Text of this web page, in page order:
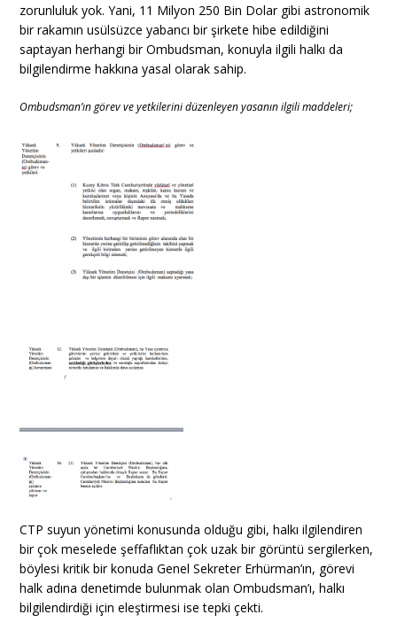
zorunluluk yok. Yani, 11 Milyon 250 Bin Dolar gibi astronomik
bir rakamın usülsüzce yabancı bir şirkete hibe edildiğini
saptayan herhangi bir Ombudsman, konuyla ilgili halkı da
bilgilendirme hakkına yasal olarak sahip.
Ombudsman’ın görev ve yetkilerini düzenleyen yasanın ilgili maddeleri;
CTP suyun yönetimi konusunda olduğu gibi, halkı ilgilendiren
bir çok meselede şeffaflıktan çok uzak bir görüntü sergilerken,
böylesi kritik bir konuda Genel Sekreter Erhürman’ın, görevi
halk adına denetimde bulunmak olan Ombudsman’ı, halkı
bilgilendirdiği için eleştirmesi ise tepki çekti.